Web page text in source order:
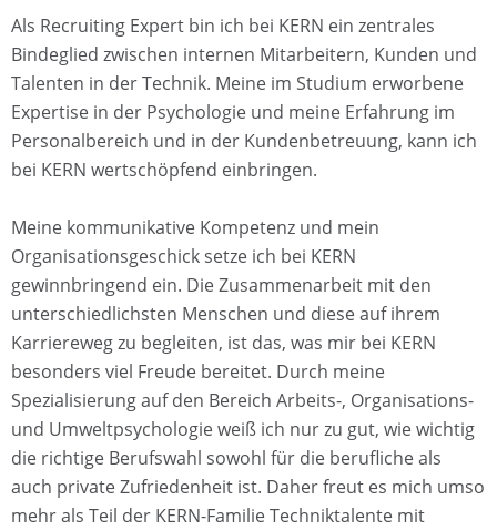
N
D
I
A
T
E
N
F
Ü
Als Recruiting Expert bin ich bei KERN ein zentrales
Bindeglied zwischen internen Mitarbeitern, Kunden und
Talenten in der Technik. Meine im Studium erworbene
Expertise in der Psychologie und meine Erfahrung im
Personalbereich und in der Kundenbetreuung, kann ich
bei KERN wertschöpfend einbringen.
Meine kommunikative Kompetenz und mein
Organisationsgeschick setze ich bei KERN
gewinnbringend ein. Die Zusammenarbeit mit den
unterschiedlichsten Menschen und diese auf ihrem
Karriereweg zu begleiten, ist das, was mir bei KERN
besonders viel Freude bereitet. Durch meine
Spezialisierung auf den Bereich Arbeits-, Organisations-
und Umweltpsychologie weiß ich nur zu gut, wie wichtig
die richtige Berufswahl sowohl für die berufliche als
auch private Zufriedenheit ist. Daher freut es mich umso
mehr als Teil der KERN-Familie Techniktalente mit